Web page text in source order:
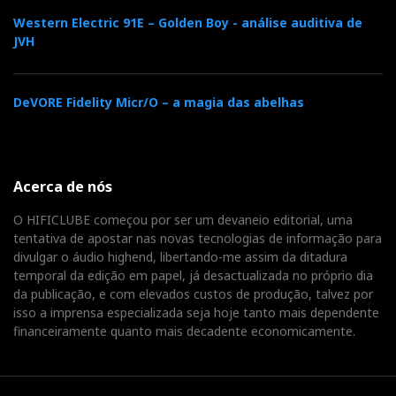
que o ano passado, fiquei encostado a uma parede
para aqueles teus amigos chanfrados lá do
Hificlube; eu cá vou à procura de música para mim
e cocar uns vídeo-clips nas demonstrações dos
plasmas.
Western Electric 91E – Golden Boy - análise auditiva de
JVH
DeVORE Fidelity Micr/O – a magia das abelhas
Acerca de nós
O HIFICLUBE começou por ser um devaneio editorial, uma
tentativa de apostar nas novas tecnologias de informação para
divulgar o áudio highend, libertando-me assim da ditadura
temporal da edição em papel, já desactualizada no próprio dia
da publicação, e com elevados custos de produção, talvez por
isso a imprensa especializada seja hoje tanto mais dependente
financeiramente quanto mais decadente economicamente.